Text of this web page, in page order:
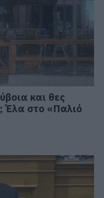
και θες
Έλα στο «Παλιό